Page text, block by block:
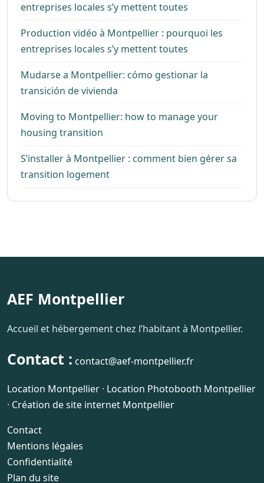
entreprises locales s’y mettent toutes
Production vidéo à Montpellier : pourquoi les
entreprises locales s’y mettent toutes
Mudarse a Montpellier: cómo gestionar la
transición de vivienda
Moving to Montpellier: how to manage your
housing transition
S’installer à Montpellier : comment bien gérer sa
transition logement
AEF Montpellier
Accueil et hébergement chez l’habitant à Montpellier.
Contact : contact@aef-montpellier.fr
Location Montpellier · Location Photobooth Montpellier
· Création de site internet Montpellier
Contact
Mentions légales
Confidentialité
Plan du site